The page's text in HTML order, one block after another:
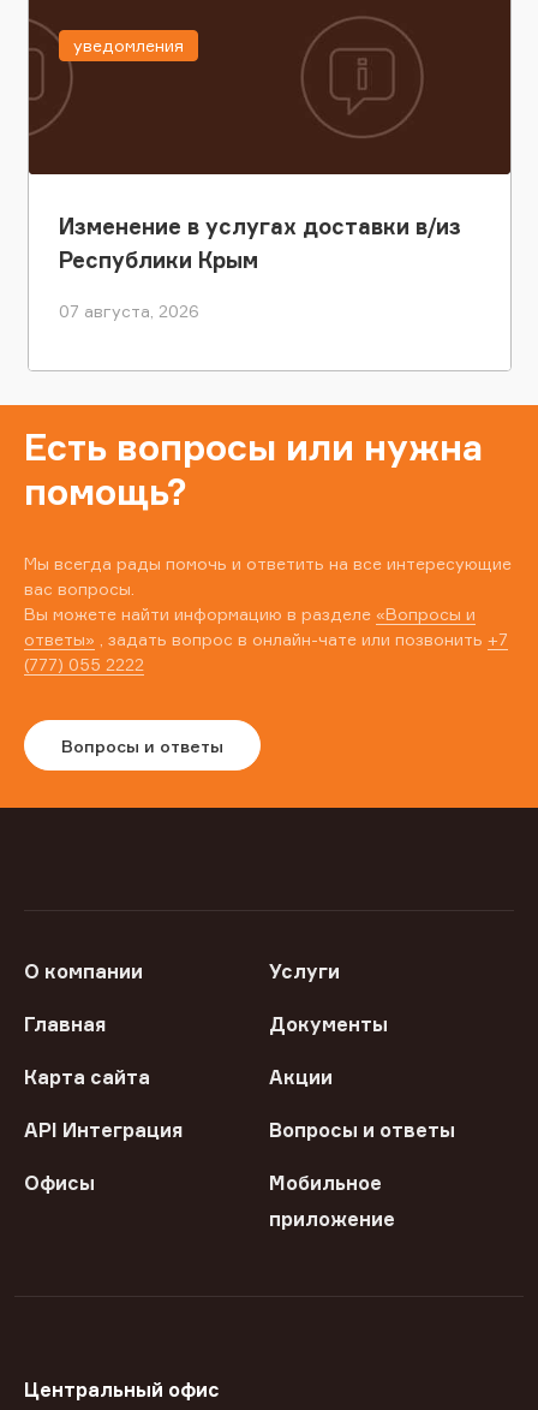
Изменение в услугах доставки в/из
Республики Крым
07 августа, 2026
уведомления
Есть вопросы или нужна
помощь?
Мы всегда рады помочь и ответить на все интересующие
вас вопросы.
Вы можете найти информацию в разделе «Вопросы и
ответы» , задать вопрос в онлайн-чате или позвонить +7
(777) 055 2222
Вопросы и ответы
О компании Услуги
Главная Документы
Карта сайта Акции
API Интеграция Вопросы и ответы
Офисы
Мобильное
приложение
Центральный офис